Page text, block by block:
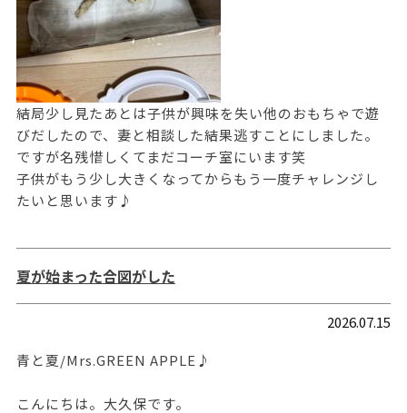
結局少し見たあとは子供が興味を失い他のおもちゃで遊
びだしたので、妻と相談した結果逃すことにしました。
ですが名残惜しくてまだコーチ室にいます笑
子供がもう少し大きくなってからもう一度チャレンジし
たいと思います♪
夏が始まった合図がした
2026.07.15
青と夏/Mrs.GREEN APPLE♪
こんにちは。大久保です。